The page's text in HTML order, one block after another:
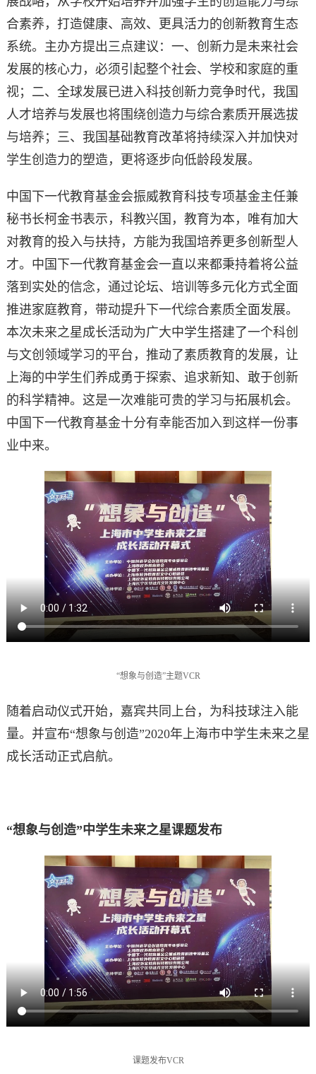
合素养，打造健康、高效、更具活力的创新教育生态
系统。主办方提出三点建议：一、创新力是未来社会
发展的核心力，必须引起整个社会、学校和家庭的重
视；二、全球发展已进入科技创新力竞争时代，我国
人才培养与发展也将围绕创造力与综合素质开展选拔
与培养；三、我国基础教育改革将持续深入并加快对
学生创造力的塑造，更将逐步向低龄段发展。
中国下一代教育基金会振威教育科技专项基金主任兼
秘书长柯金书表示，科教兴国，教育为本，唯有加大
对教育的投入与扶持，方能为我国培养更多创新型人
才。中国下一代教育基金会一直以来都秉持着将公益
落到实处的信念，通过论坛、培训等多元化方式全面
推进家庭教育，带动提升下一代综合素质全面发展。
本次未来之星成长活动为广大中学生搭建了一个科创
与文创领域学习的平台，推动了素质教育的发展，让
上海的中学生们养成勇于探索、追求新知、敢于创新
的科学精神。这是一次难能可贵的学习与拓展机会。
中国下一代教育基金十分有幸能否加入到这样一份事
业中来。
“想象与创造”主题VCR
随着启动仪式开始，嘉宾共同上台，为科技球注入能
量。并宣布“想象与创造”2020年上海市中学生未来之星
成长活动正式启航。
“想象与创造”中学生未来之星课题发布
课题发布VCR